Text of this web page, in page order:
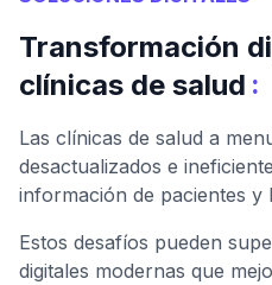
Transformación
clínicas de salud :
Las clínicas de salud a
desactualizados e
información de pacientes y
Estos desafíos pueden
digitales modernas que